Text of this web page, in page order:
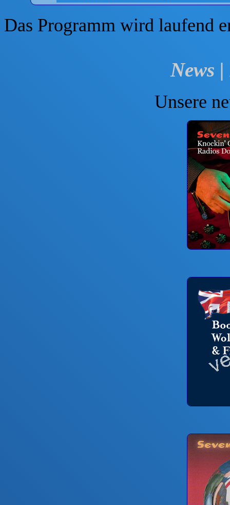
Das Programm wird laufend
News
Unsere